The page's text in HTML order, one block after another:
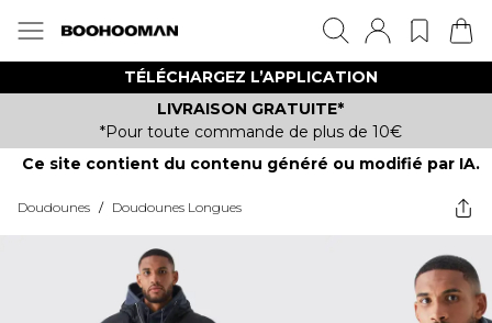
TÉLÉCHARGEZ L’APPLICATION
LIVRAISON GRATUITE*
*Pour toute commande de plus de 10€
Ce site contient du contenu généré ou modifié par IA.
Doudounes / Doudounes Longues